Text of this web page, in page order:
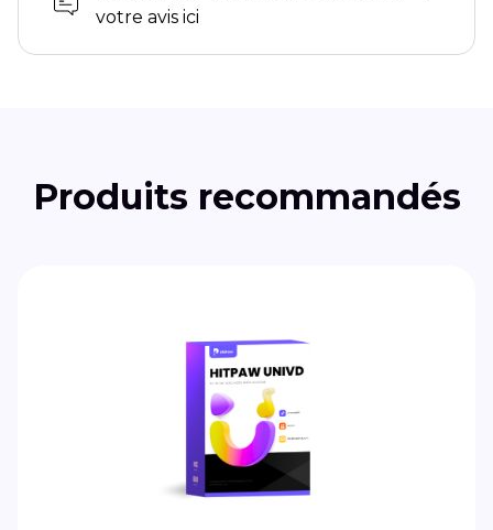
votre avis ici
Produits recommandés